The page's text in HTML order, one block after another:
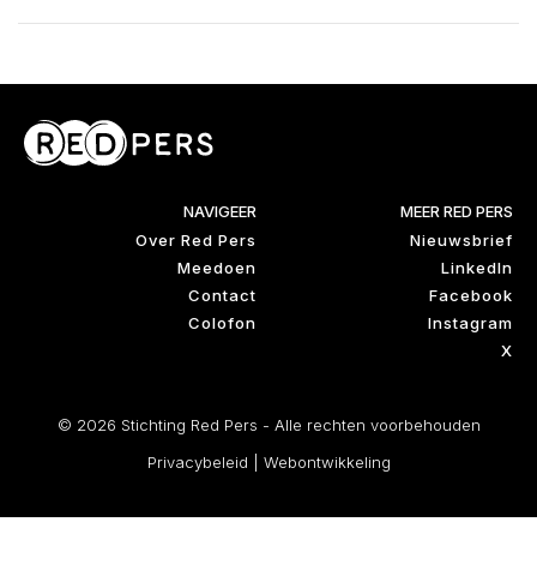
NAVIGEER
Over Red Pers
Meedoen
Contact
Colofon
MEER RED PERS
Nieuwsbrief
LinkedIn
Facebook
Instagram
X
© 2026 Stichting Red Pers - Alle rechten voorbehouden
Privacybeleid
Webontwikkeling